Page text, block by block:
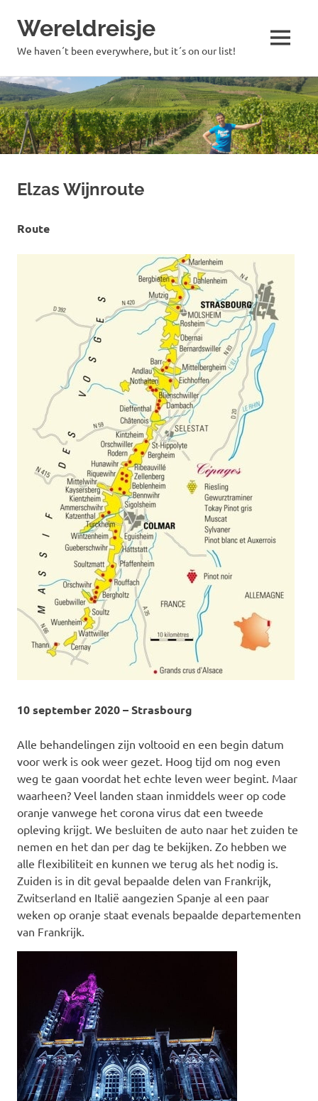
Ga
naar
de
inhoud
Wereldreisje
We haven´t been everywhere, but it´s on our list! MENU
Elzas Wijnroute
Route
10 september 2020 – Strasbourg
Alle behandelingen zijn voltooid en een begin datum
voor werk is ook weer gezet. Hoog tijd om nog even
weg te gaan voordat het echte leven weer begint. Maar
waarheen? Veel landen staan inmiddels weer op code
oranje vanwege het corona virus dat een tweede
opleving krijgt. We besluiten de auto naar het zuiden te
nemen en het dan per dag te bekijken. Zo hebben we
alle flexibiliteit en kunnen we terug als het nodig is.
Zuiden is in dit geval bepaalde delen van Frankrijk,
Zwitserland en Italië aangezien Spanje al een paar
weken op oranje staat evenals bepaalde departementen
van Frankrijk.